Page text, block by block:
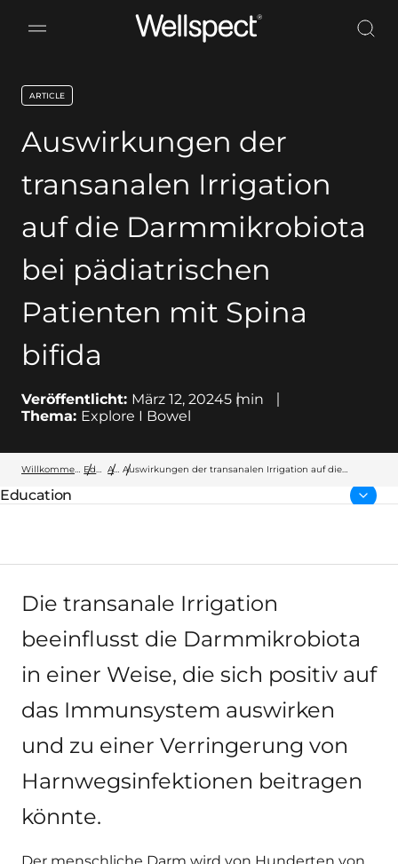
Wellspect
Auswirkungen der
transanalen Irrigation
auf die Darmmikrobiota
bei pädiatrischen
Patienten mit Spina
bifida
key:global.content-type:
ARTICLE
Veröffentlicht: März 12, 20245 min
Thema: Explore I Bowel
Willkommen bei Wellspect Education Artikel Auswirkungen der transanalen Irrigation auf die
übergeordnete Seite:
Education
Die transanale Irrigation
beeinflusst die Darmmikrobiota
in einer Weise, die sich positiv auf
das Immunsystem auswirken
und zu einer Verringerung von
Harnwegsinfektionen beitragen
könnte.